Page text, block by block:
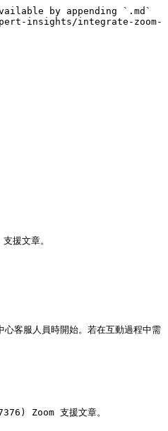
by appending `.md`
insights/integrate-zoom-
文章。
客服人員時開始。若在互動過程中需
Zoom 支援文章。